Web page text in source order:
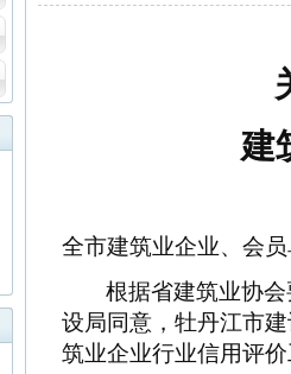
建
全市建筑业企业、会
根据省建筑业协
设局同意，牡丹江市
筑业企业行业信用评